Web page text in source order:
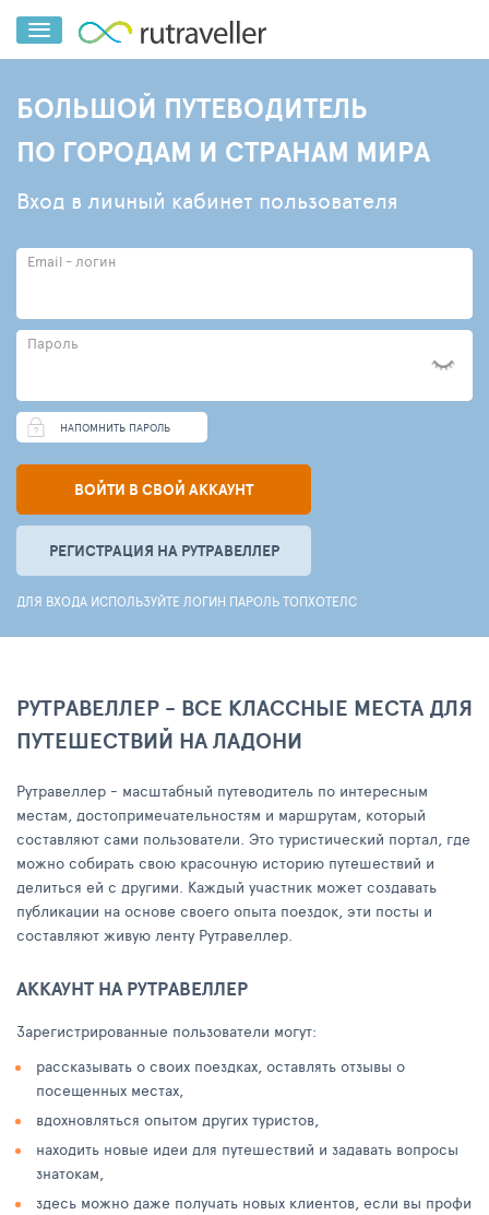
БОЛЬШОЙ ПУТЕВОДИТЕЛЬ
ПО ГОРОДАМ И СТРАНАМ МИРА
Вход в личный кабинет пользователя
Email - логин
Пароль
НАПОМНИТЬ ПАРОЛЬ
ВОЙТИ В СВОЙ АККАУНТ
РЕГИСТРАЦИЯ НА РУТРАВЕЛЛЕР
ДЛЯ ВХОДА ИСПОЛЬЗУЙТЕ ЛОГИН ПАРОЛЬ ТОПХОТЕЛС
РУТРАВЕЛЛЕР - ВСЕ КЛАССНЫЕ МЕСТА ДЛЯ
ПУТЕШЕСТВИЙ НА ЛАДОНИ
Рутравеллер - масштабный путеводитель по интересным
местам, достопримечательностям и маршрутам, который
составляют сами пользователи. Это туристический портал, где
можно собирать свою красочную историю путешествий и
делиться ей с другими. Каждый участник может создавать
публикации на основе своего опыта поездок, эти посты и
составляют живую ленту Рутравеллер.
АККАУНТ НА РУТРАВЕЛЛЕР
Зарегистрированные пользователи могут:
рассказывать о своих поездках, оставлять отзывы о
посещенных местах,
вдохновляться опытом других туристов,
находить новые идеи для путешествий и задавать вопросы
знатокам,
здесь можно даже получать новых клиентов, если вы профи